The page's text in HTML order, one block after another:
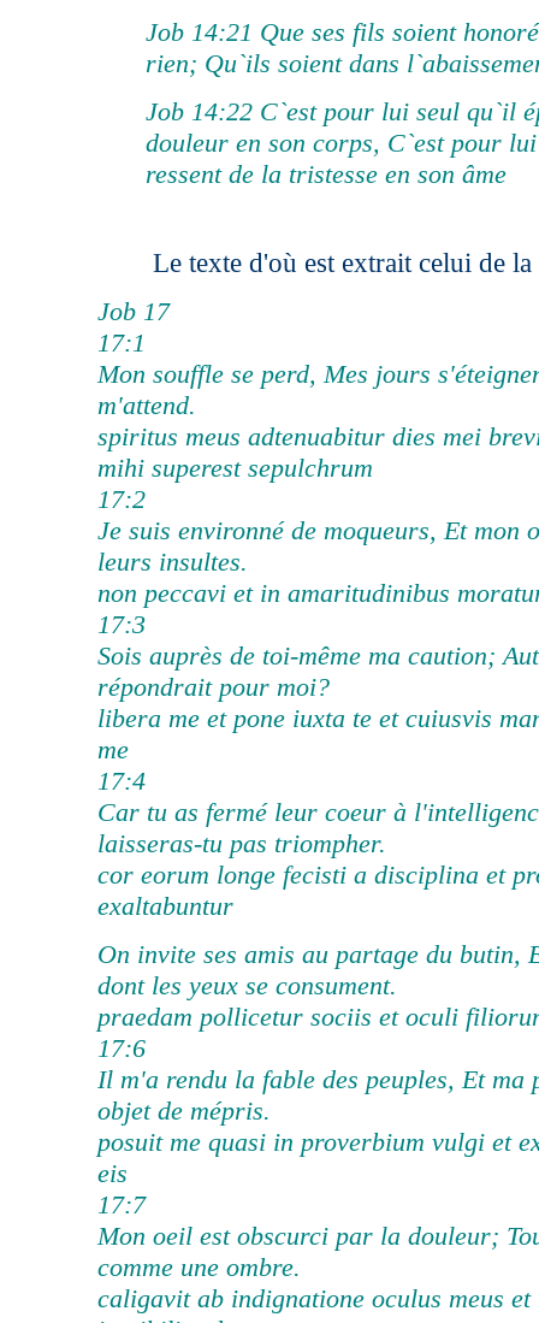
Job 14:21 Que ses fils soient
rien; Qu`ils soient dans
Job 14:22 C`est pour lui seul qu`il
douleur en son corps, C`est pour
ressent de la tristesse en son âme
Le texte d'où est extrait celui de la
Job 17
17:1
Mon souffle se perd, Mes jours
m'attend.
spiritus meus adtenuabitur dies mei
mihi superest sepulchrum
17:2
Je suis environné de moqueurs, Et mon
leurs insultes.
non peccavi et in amaritudinibus
17:3
Sois auprès de toi-même ma caution;
répondrait pour moi?
libera me et pone iuxta te et cuiusvis
me
17:4
Car tu as fermé leur coeur à
laisseras-tu pas triompher.
cor eorum longe fecisti a disciplina et
exaltabuntur
On invite ses amis au partage du butin,
dont les yeux se consument.
praedam pollicetur sociis et oculi
17:6
Il m'a rendu la fable des peuples, Et ma
objet de mépris.
posuit me quasi in proverbium vulgi et
eis
17:7
Mon oeil est obscurci par la douleur;
comme une ombre.
caligavit ab indignatione oculus meus et